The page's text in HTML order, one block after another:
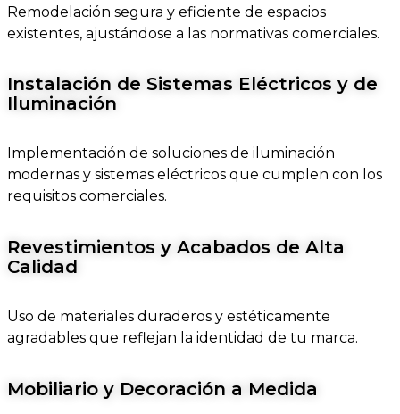
Remodelación segura y eficiente de espacios
existentes, ajustándose a las normativas comerciales.
Instalación de Sistemas Eléctricos y de
Iluminación
Implementación de soluciones de iluminación
modernas y sistemas eléctricos que cumplen con los
requisitos comerciales.
Revestimientos y Acabados de Alta
Calidad
Uso de materiales duraderos y estéticamente
agradables que reflejan la identidad de tu marca.
Mobiliario y Decoración a Medida